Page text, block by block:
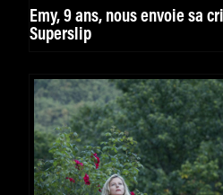
Emy, 9 ans, nous envoie sa
Superslip